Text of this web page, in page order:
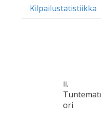
Kilpailustatistiikka
ii.
ori